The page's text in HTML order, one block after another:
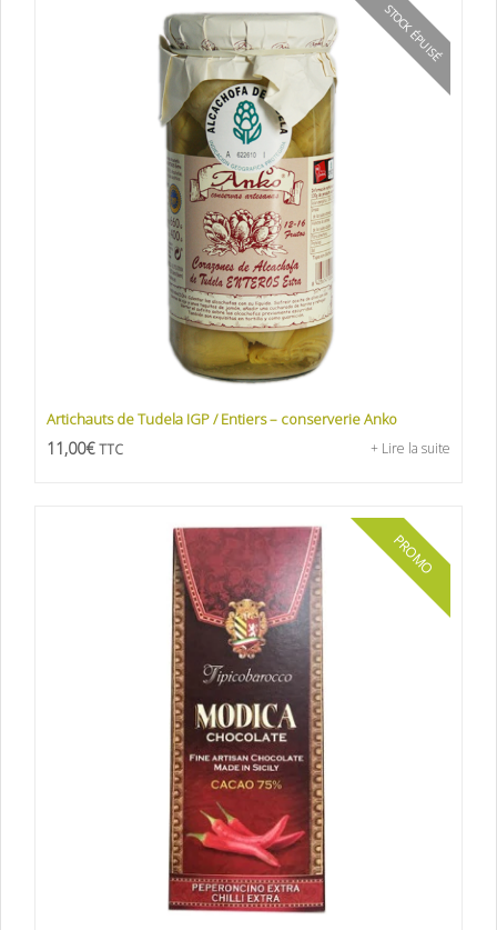
STOCK ÉPUISÉ
Artichauts de Tudela IGP / Entiers – conserverie Anko
11,00€ TTC + Lire la suite
PROMO